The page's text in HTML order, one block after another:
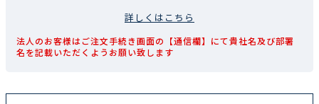
詳しくはこちら
法人のお客様はご注文手続き画面の【通信欄】にて貴社名及び部署
名を記載いただくようお願い致します